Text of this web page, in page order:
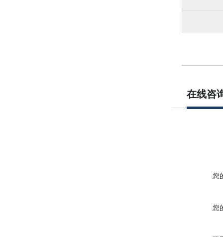
在线咨
您
您